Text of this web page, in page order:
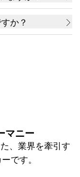
タル素材のデザ
ト端末用のスタ
に優れた高品質
ります。 多く
、ローラーボー
ズに応じて適切
から中高生には
いった丈夫で
。 たくさんも
、LAMY logo、
になるでしょ
計されていま
大きなグリップ
あり、書く時に
な球状のペンポ
が付いていま
に近い位置で固
いのが特徴で
拠点を置く企業
ナリーを製造
も社内の射出成
ルペンのリフィ
ペ​​ン先も社内製
立てと品質管理
払い行っていま
および製造工程
か？
喜ばれるでしょ
お揃いのケース
結婚式や初めて
別な機会には、
ックモダンなペ
物となるでしょ
マニー
、業界を牽引す
です。